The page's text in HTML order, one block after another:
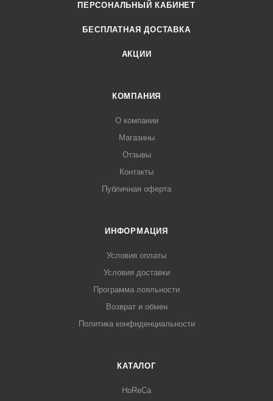
ПЕРСОНАЛЬНЫЙ КАБИНЕТ
БЕСПЛАТНАЯ ДОСТАВКА
АКЦИИ
КОМПАНИЯ
О компании
Магазины
Отзывы
Контакты
Публичная оферта
ИНФОРМАЦИЯ
Условия оплаты
Условия доставки
Программа лояльности
Возврат и обмен
Политика конфиденциальности
КАТАЛОГ
HoReCa